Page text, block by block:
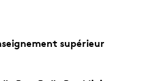
supérieur